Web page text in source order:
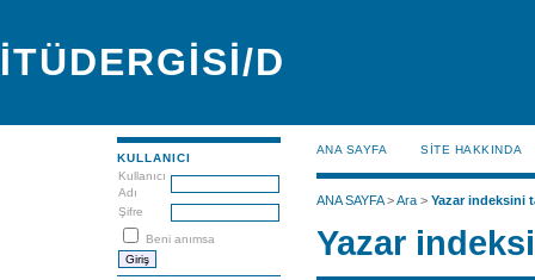
İTÜDERGİSİ/D
KULLANICI
Kullanıcı
Adı
Şifre
Beni anımsa
ANA SAYFA SİTE HAKKINDA
ANA SAYFA>Ara> Yazar indeksini
Yazar